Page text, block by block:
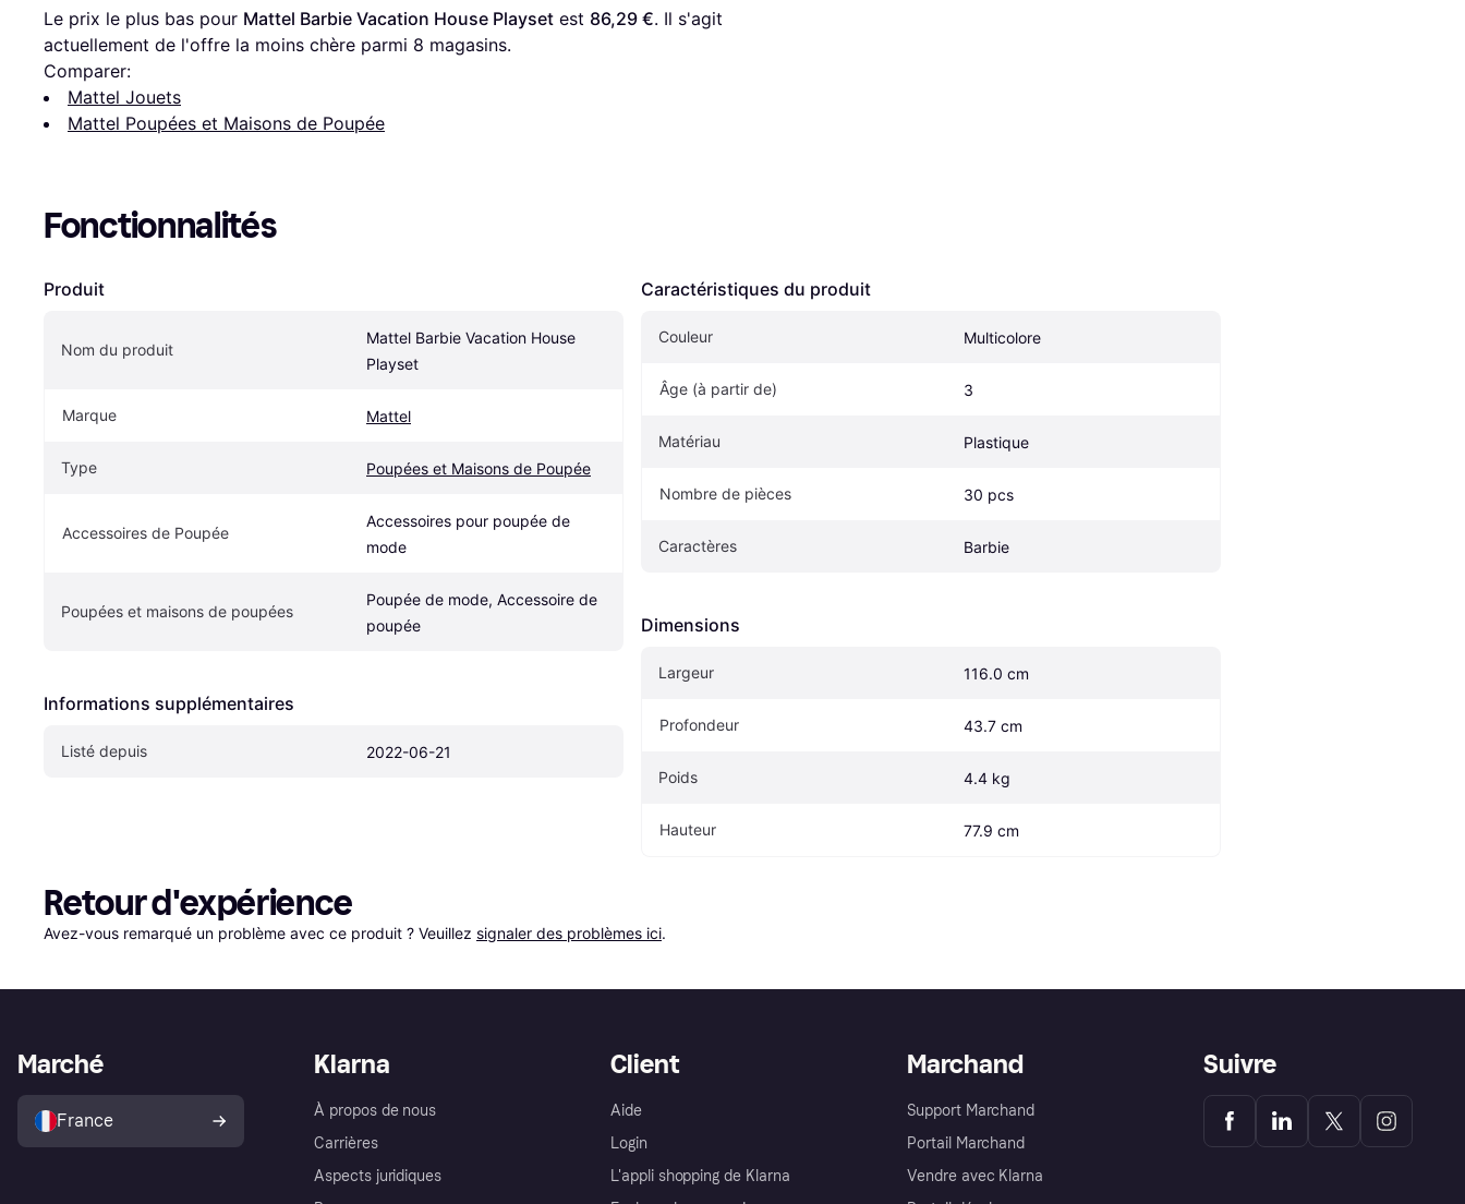
Le prix le plus bas pour Mattel Barbie Vacation House Playset est 86,29 €. Il s'agit
actuellement de l'offre la moins chère parmi 8 magasins.
Comparer:
Mattel Jouets
Mattel Poupées et Maisons de Poupée
Fonctionnalités
Produit
Nom du produit
Mattel Barbie Vacation House
Playset
Marque Mattel
Type Poupées et Maisons de Poupée
Accessoires de Poupée
Accessoires pour poupée de
mode
Poupées et maisons de poupées
Poupée de mode, Accessoire de
poupée
Informations supplémentaires
Listé depuis 2022-06-21
Caractéristiques du produit
Couleur Multicolore
Âge (à partir de) 3
Matériau Plastique
Nombre de pièces 30 pcs
Caractères Barbie
Dimensions
Largeur 116.0 cm
Profondeur 43.7 cm
Poids 4.4 kg
Hauteur 77.9 cm
Retour d'expérience
Avez-vous remarqué un problème avec ce produit ? Veuillez signaler des problèmes ici.
Klarna
À propos de nous
Carrières
Aspects juridiques
Client
Aide
Login
L'appli shopping de Klarna
Marchand
Support Marchand
Portail Marchand
Vendre avec Klarna
Marché
France
Suivre